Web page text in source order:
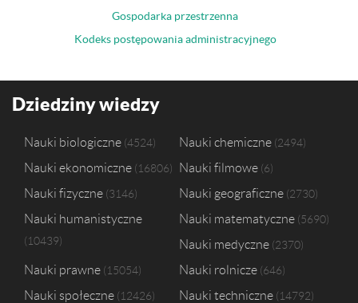
Gospodarka przestrzenna
Kodeks postępowania administracyjnego
Dziedziny wiedzy
Nauki biologiczne 4524 Nauki chemiczne 2494
Nauki ekonomiczne 16806 Nauki filmowe 6
Nauki fizyczne 3146 Nauki geograficzne 2730
Nauki humanistyczne
10439
Nauki matematyczne 5690
Nauki medyczne 2370
Nauki prawne 15054 Nauki rolnicze 646
Nauki społeczne 12426 Nauki techniczne 14792